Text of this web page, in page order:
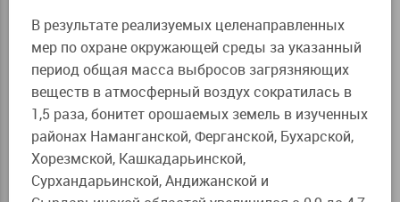
В результате реализуемых целенаправленных
мер по охране окружающей среды за указанный
период общая масса выбросов загрязняющих
веществ в атмосферный воздух сократилась в
1,5 раза, бонитет орошаемых земель в изученных
районах Наманганской, Ферганской, Бухарской,
Хорезмской, Кашкадарьинской,
Сурхандарьинской, Андижанской и